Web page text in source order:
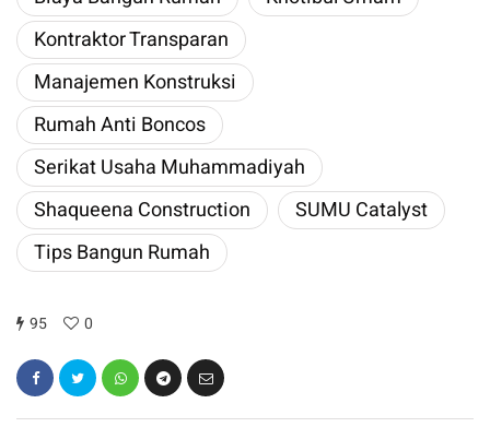
Kontraktor Transparan
Manajemen Konstruksi
Rumah Anti Boncos
Serikat Usaha Muhammadiyah
Shaqueena Construction
SUMU Catalyst
Tips Bangun Rumah
95 0